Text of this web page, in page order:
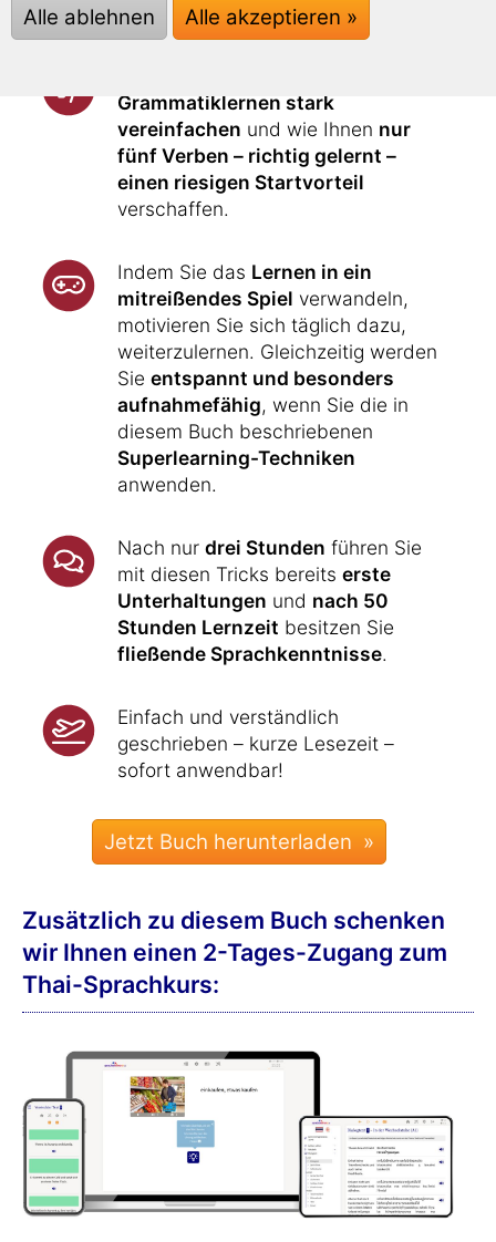
wieder vergessen.
Grammatiklernen stark
vereinfachen und wie Ihnen nur
fünf Verben – richtig gelernt –
einen riesigen Startvorteil
verschaffen.
Indem Sie das Lernen in ein
mitreißendes Spiel verwandeln,
motivieren Sie sich täglich dazu,
weiterzulernen. Gleichzeitig werden
Sie entspannt und besonders
aufnahmefähig, wenn Sie die in
diesem Buch beschriebenen
Superlearning-Techniken
anwenden.
Nach nur drei Stunden führen Sie
mit diesen Tricks bereits erste
Unterhaltungen und nach 50
Stunden Lernzeit besitzen Sie
fließende Sprachkenntnisse.
Einfach und verständlich
geschrieben – kurze Lesezeit –
sofort anwendbar!
Zusätzlich zu diesem Buch schenken
wir Ihnen einen 2-Tages-Zugang zum
Thai-Sprachkurs:
Alle ablehnen Alle akzeptieren »